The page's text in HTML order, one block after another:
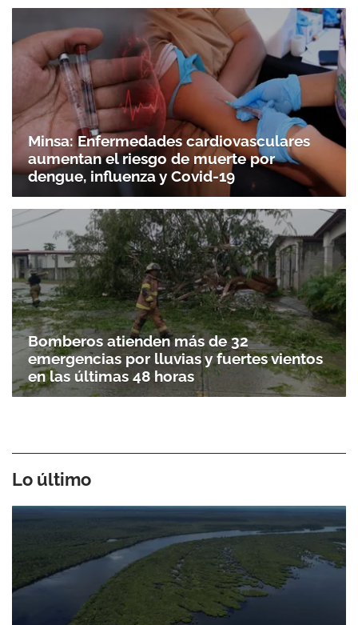
Minsa: Enfermedades cardiovasculares
aumentan el riesgo de muerte por
dengue, influenza y Covid-19
Bomberos atienden más de 32
emergencias por lluvias y fuertes vientos
en las últimas 48 horas
Lo último